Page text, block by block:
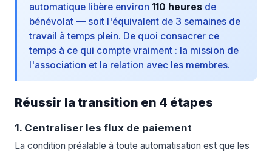
automatique libère environ 110 heures de
bénévolat — soit l'équivalent de 3 semaines de
travail à temps plein. De quoi consacrer ce
temps à ce qui compte vraiment : la mission de
l'association et la relation avec les membres.
Réussir la transition en 4 étapes
1. Centraliser les flux de paiement
La condition préalable à toute automatisation est que les